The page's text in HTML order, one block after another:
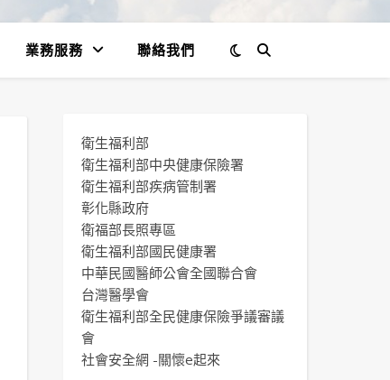
業務服務 聯絡我們
衛生福利部
衛生福利部中央健康保險署
衛生福利部疾病管制署
彰化縣政府
衛福部長照專區
衛生福利部國民健康署
中華民國醫師公會全國聯合會
台灣醫學會
衛生福利部全民健康保險爭議審議
會
社會安全網 -關懷e起來